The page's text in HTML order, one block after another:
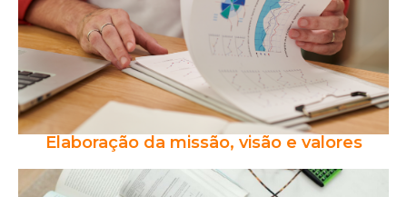
Elaboração da missão, visão e valores